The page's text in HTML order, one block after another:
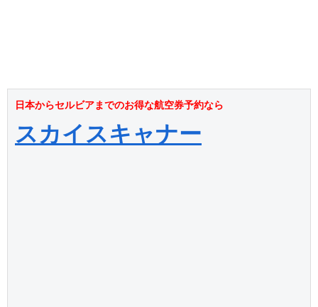
日本からセルビアまでのお得な航空券予約なら
スカイスキャナー